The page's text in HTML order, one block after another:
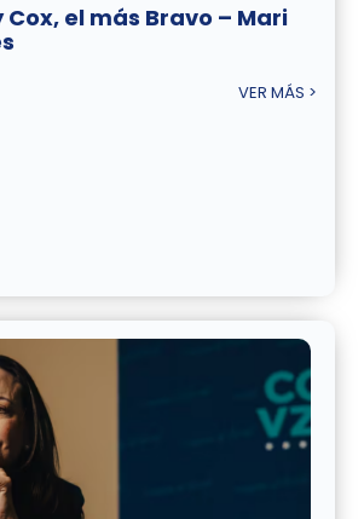
Cox, el más Bravo – Mari
VER MÁS >